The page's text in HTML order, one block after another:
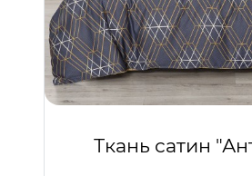
Ткань сатин